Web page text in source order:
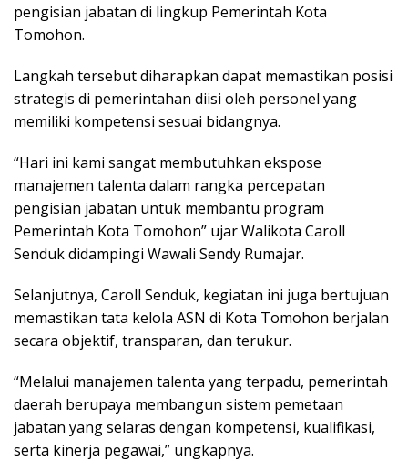
pengisian jabatan di lingkup Pemerintah Kota
Tomohon.
Langkah tersebut diharapkan dapat memastikan posisi
strategis di pemerintahan diisi oleh personel yang
memiliki kompetensi sesuai bidangnya.
“Hari ini kami sangat membutuhkan ekspose
manajemen talenta dalam rangka percepatan
pengisian jabatan untuk membantu program
Pemerintah Kota Tomohon” ujar Walikota Caroll
Senduk didampingi Wawali Sendy Rumajar.
Selanjutnya, Caroll Senduk, kegiatan ini juga bertujuan
memastikan tata kelola ASN di Kota Tomohon berjalan
secara objektif, transparan, dan terukur.
“Melalui manajemen talenta yang terpadu, pemerintah
daerah berupaya membangun sistem pemetaan
jabatan yang selaras dengan kompetensi, kualifikasi,
serta kinerja pegawai,” ungkapnya.